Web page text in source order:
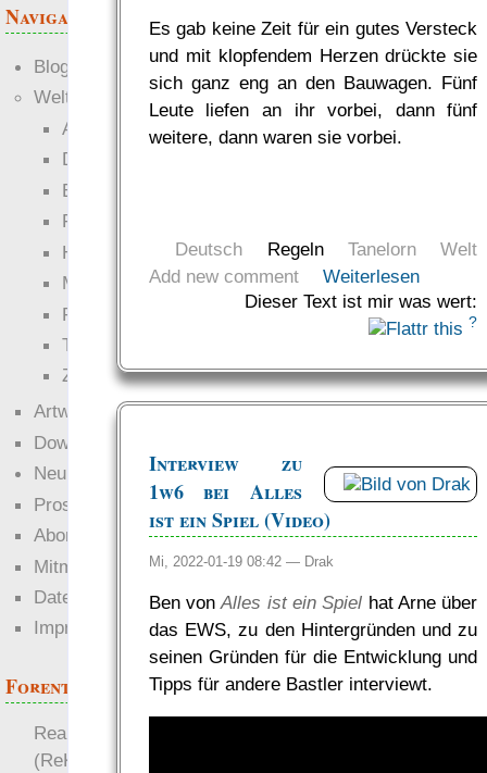
Es gab keine Zeit für ein gutes Versteck
und mit klopfendem Herzen drückte sie
sich ganz eng an den Bauwagen. Fünf
Leute liefen an ihr vorbei, dann fünf
weitere, dann waren sie vorbei.
Deutsch Regeln Tanelorn
Welt
Add new comment
Weiterlesen
Dieser Text ist mir was wert:
?
Interview zu
1w6 bei Alles
ist ein Spiel (Video)
Mi, 2022-01-19 08:42 — Drak
Ben vonAlles ist ein Spiel hat Arne über
das EWS, zu den Hintergründen und zu
seinen Gründen für die Entwicklung und
Tipps für andere Bastler interviewt.
Navigation
Blogs
Welten
Ante Portas
Die neuen Lande
EWS-X
Freihändler
Hinter der Welt
Magie
RaumZeit
Technophob
Zettel-RPG
Artwork
Downloads
Neuigkeiten
Prosa
Abonnieren
Mitmachen
Datenschutz
Impressum
Forenthemen
Realistische Kämpfe
(ReKa)